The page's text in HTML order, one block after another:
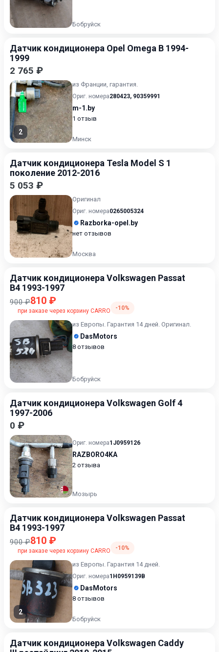
Бобруйск
Датчик кондиционера Opel Omega B 1994-
1999
2 765 ₽
2
из Франции, гарантия.
Ориг. номера280423, 90359991
m-1.by
1 отзыв
Минск
Датчик кондиционера Tesla Model S 1
поколение 2012-2016
5 053 ₽
Оригинал
Ориг. номера0265005324
Razborka-opel.by
нет отзывов
Москва
Датчик кондиционера Volkswagen Passat
B4 1993-1997
900 ₽810 ₽
при заказе через корзину CARRO -10%
из Европы. Гарантия 14 дней. Оригинал.
DasMotors
8 отзывов
Бобруйск
Датчик кондиционера Volkswagen Golf 4
1997-2006
0 ₽
Ориг. номера1J0959126
RAZBORO4KA
2 отзыва
Мозырь
Датчик кондиционера Volkswagen Passat
B4 1993-1997
900 ₽810 ₽
при заказе через корзину CARRO -10%
2
из Европы. Гарантия 14 дней.
Ориг. номера1H0959139B
DasMotors
8 отзывов
Бобруйск
Датчик кондиционера Volkswagen Caddy